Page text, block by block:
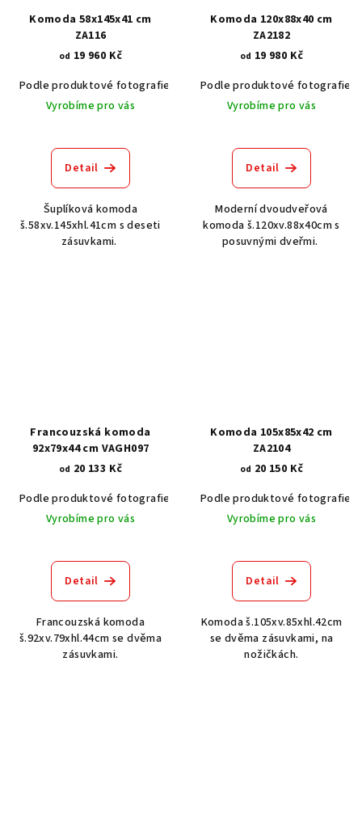
Komoda 58x145x41 cm
ZA116
od 19 960 Kč
Podle produktové fotografie
Akát vintage BT1551
Dub světlý
Vyrobíme pro vás
Detail
Šuplíková komoda
š.58xv.145xhl.41cm s deseti
zásuvkami.
Komoda 120x88x40 cm
ZA2182
od 19 980 Kč
Podle produktové fotografie
Vyrobíme pro vás
Detail
Moderní dvoudveřová
komoda š.120xv.88x40cm s
posuvnými dveřmi.
Francouzská komoda
92x79x44 cm VAGH097
od 20 133 Kč
Podle produktové fotografie
Akát vintage BT1551
Dub světlý
Vyrobíme pro vás
Detail
Francouzská komoda
š.92xv.79xhl.44cm se dvěma
zásuvkami.
Komoda 105x85x42 cm
ZA2104
od 20 150 Kč
Podle produktové fotografie
Vyrobíme pro vás
Detail
Komoda š.105xv.85xhl.42cm
se dvěma zásuvkami, na
nožičkách.